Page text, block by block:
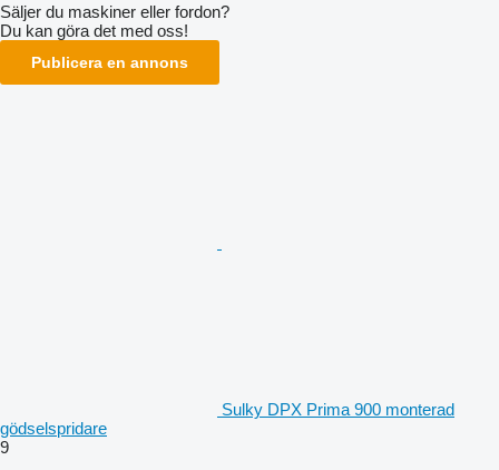
Säljer du maskiner eller fordon?
Du kan göra det med oss!
Publicera en annons
Sulky DPX Prima 900 monterad
gödselspridare
9